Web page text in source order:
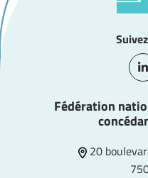
Fédération
20